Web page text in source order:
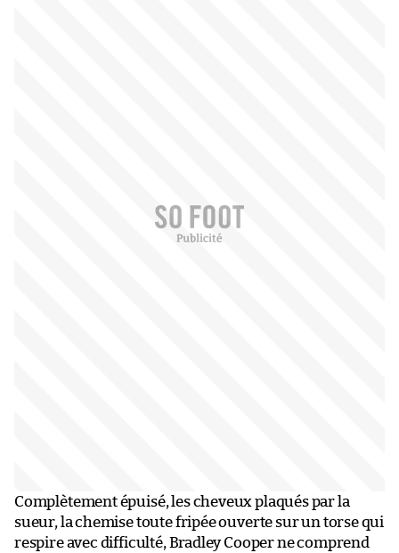
Complètement épuisé, les cheveux plaqués par la
sueur, la chemise toute fripée ouverte sur un torse qui
respire avec difficulté, Bradley Cooper ne comprend